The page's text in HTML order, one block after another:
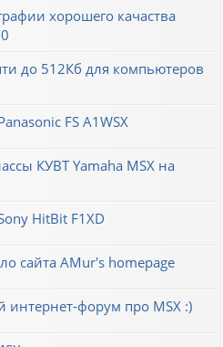
хорошего качаства
до 512Кб для компьютеров
FS A1WSX
КУВТ Yamaha MSX на
HitBit F1XD
сайта AMur's homepage
интернет-форум про MSX :)